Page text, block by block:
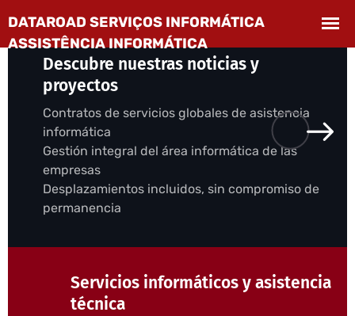
Descubre nuestras noticias y
proyectos
Contratos de servicios globales de asistencia
informática
Gestión integral del área informática de las
empresas
Desplazamientos incluidos, sin compromiso de
permanencia
Servicios informáticos y asistencia
técnica